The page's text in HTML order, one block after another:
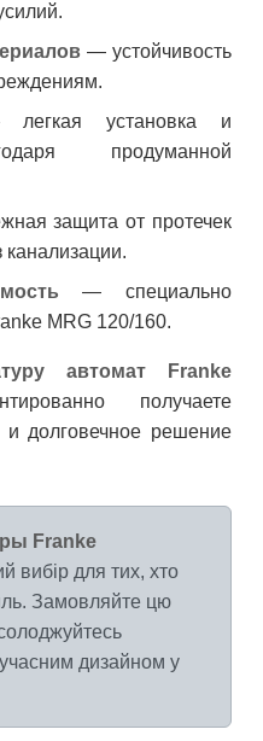
— устойчивость
установка и
продуманной
защита от протечек
канализации.
— специально
MRG 120/160.
автомат Franke
получаете
долговечное решение
Franke
вибір для тих, хто
Замовляйте цю
дизайном у